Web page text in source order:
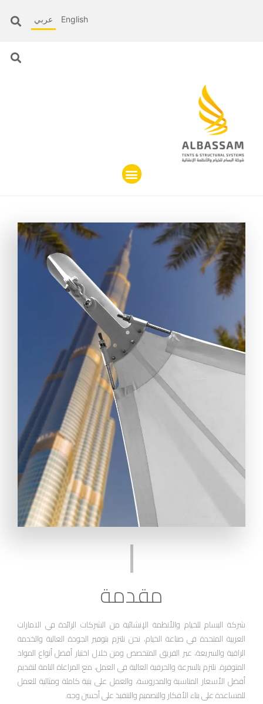
English عربي
مقدمة
شركة البسام للخيام والأنظمة الإنشائية من الشركات الرائدة في الامارات
العربية المتحدة في صناعة الخيام، نحن نلتزم بتوفير الجودة العالية والخدمة
الراقية والسريعة، عبر الفريق المتخصص ومن خلال اختيار أفضل أنواع المواد
المتوفرة. نلتزم بالسرعة والحرفية العالية في العمل، مع المراعاة التامة لتقديم
أفضل الأسعار المناسبة والمدروسة، والعمل على بنية كاملة ومثالية للعمل
للمساعدة على بناء الأفكار والتصميم والتنفيذ على أحسن وجه.